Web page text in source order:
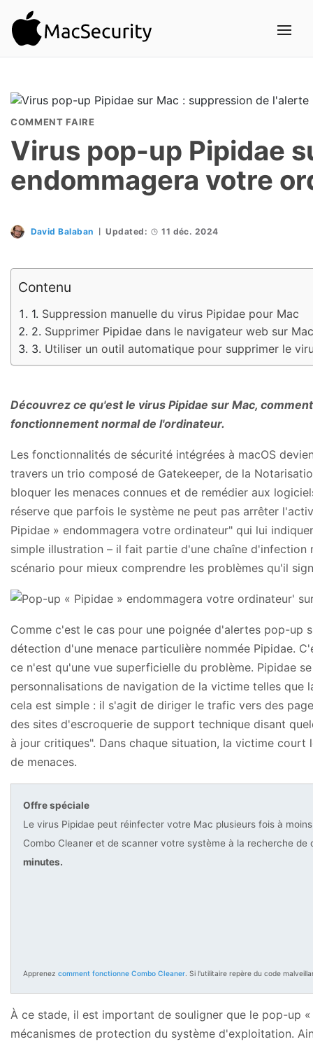
COMMENT FAIRE
Virus pop-up Pipidae
endommagera votre
David Balaban Updated: 11 déc. 2024
Contenu
Suppression manuelle du virus Pipidae pour Mac
Supprimer Pipidae dans le navigateur web sur Mac
Utiliser un outil automatique pour supprimer le
Découvrez ce qu'est le virus Pipidae sur Mac,
fonctionnement normal de l'ordinateur.
Les fonctionnalités de sécurité intégrées à macOS
travers un trio composé de Gatekeeper, de la
bloquer les menaces connues et de remédier aux
réserve que parfois le système ne peut pas arrêter
Pipidae » endommagera votre ordinateur" qui lui
simple illustration – il fait partie d'une chaîne d'infection
scénario pour mieux comprendre les problèmes qu'il
Comme c'est le cas pour une poignée d'alertes pop-up
détection d'une menace particulière nommée Pipidae.
ce n'est qu'une vue superficielle du problème. Pipidae
personnalisations de navigation de la victime telles
cela est simple : il s'agit de diriger le trafic vers des
des sites d'escroquerie de support technique disant
à jour critiques". Dans chaque situation, la victime
de menaces.
Offre spéciale
Le virus Pipidae peut réinfecter votre Mac plusieurs fois à
Combo Cleaner et de scanner votre système à la recherche
minutes.
Apprenez comment fonctionne Combo Cleaner . Si l'utilitaire repère du code
À ce stade, il est important de souligner que le pop-up
mécanismes de protection du système d'exploitation.